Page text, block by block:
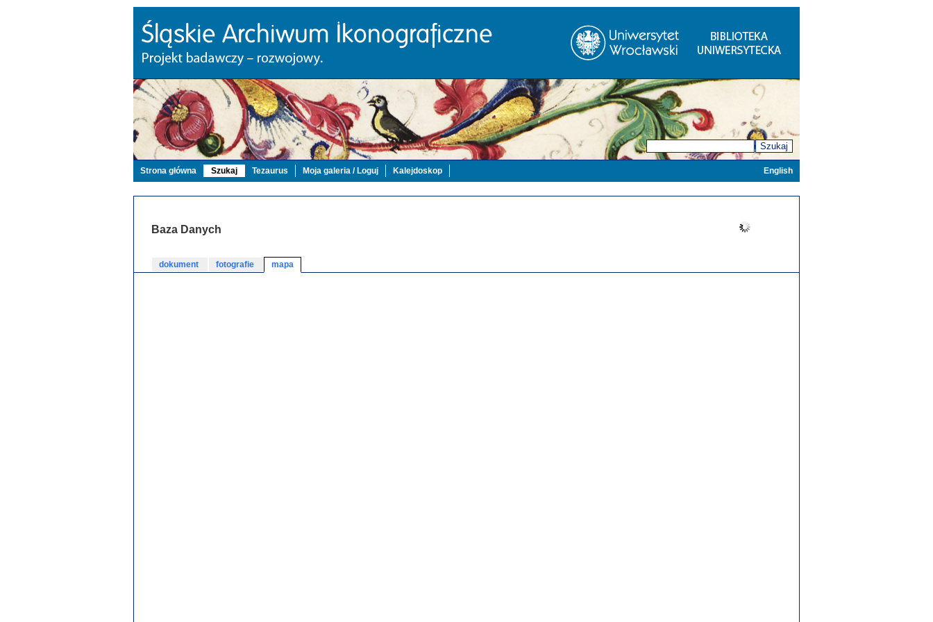
Szukaj
Strona główna Szukaj Tezaurus Moja galeria / Loguj Kalejdoskop English
Baza Danych
dokument fotografie mapa